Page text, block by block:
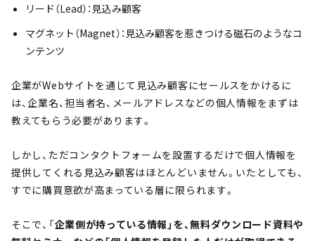
リード（Lead）：見込み顧客
マグネット（Magnet）：見込み顧客を惹きつける磁石のようなコ
ンテンツ
企業がWebサイトを通じて見込み顧客にセールスをかけるに
は、企業名、担当者名、メールアドレスなどの個人情報をまずは
教えてもらう必要があります。
しかし、ただコンタクトフォームを設置するだけで個人情報を
提供してくれる見込み顧客はほとんどいません。いたとしても、
すでに購買意欲が高まっている層に限られます。
そこで、「企業側が持っている情報」を、無料ダウンロード資料や